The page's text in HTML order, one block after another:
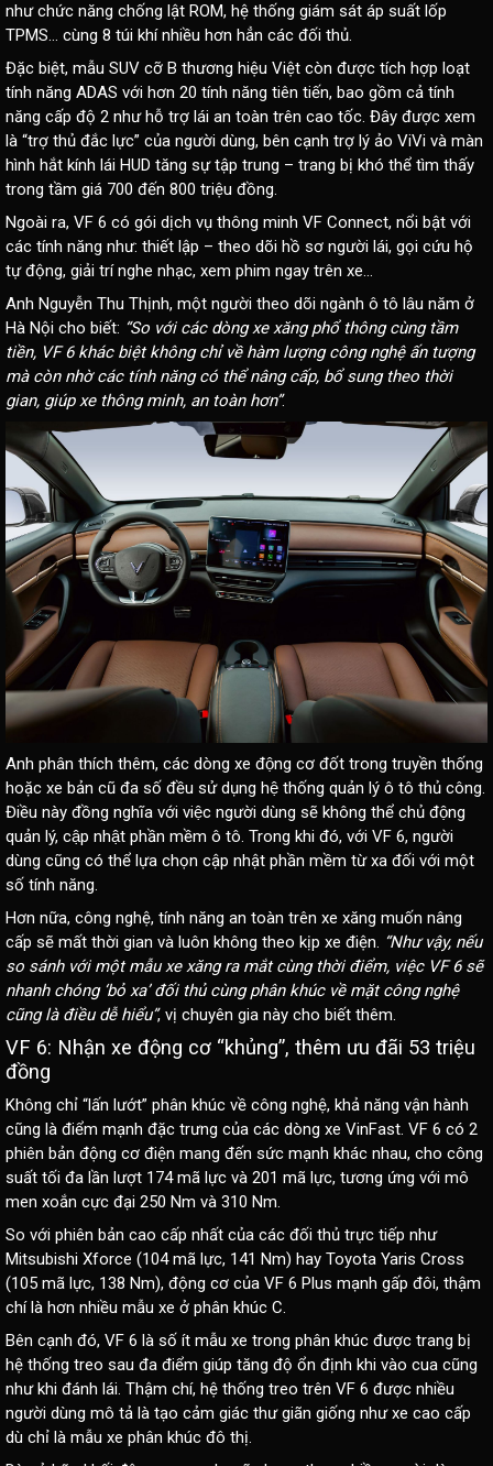
như chức năng chống lật ROM, hệ thống giám sát áp suất lốp
TPMS… cùng 8 túi khí nhiều hơn hẳn các đối thủ.
Đặc biệt, mẫu SUV cỡ B thương hiệu Việt còn được tích hợp loạt
tính năng ADAS với hơn 20 tính năng tiên tiến, bao gồm cả tính
năng cấp độ 2 như hỗ trợ lái an toàn trên cao tốc. Đây được xem
là “trợ thủ đắc lực” của người dùng, bên cạnh trợ lý ảo ViVi và màn
hình hắt kính lái HUD tăng sự tập trung – trang bị khó thể tìm thấy
trong tầm giá 700 đến 800 triệu đồng.
Ngoài ra, VF 6 có gói dịch vụ thông minh VF Connect, nổi bật với
các tính năng như: thiết lập – theo dõi hồ sơ người lái, gọi cứu hộ
tự động, giải trí nghe nhạc, xem phim ngay trên xe...
Anh Nguyễn Thu Thịnh, một người theo dõi ngành ô tô lâu năm ở
Hà Nội cho biết: “So với các dòng xe xăng phổ thông cùng tầm
tiền, VF 6 khác biệt không chỉ về hàm lượng công nghệ ấn tượng
mà còn nhờ các tính năng có thể nâng cấp, bổ sung theo thời
gian, giúp xe thông minh, an toàn hơn”.
Anh phân thích thêm, các dòng xe động cơ đốt trong truyền thống
hoặc xe bản cũ đa số đều sử dụng hệ thống quản lý ô tô thủ công.
Điều này đồng nghĩa với việc người dùng sẽ không thể chủ động
quản lý, cập nhật phần mềm ô tô. Trong khi đó, với VF 6, người
dùng cũng có thể lựa chọn cập nhật phần mềm từ xa đối với một
số tính năng.
Hơn nữa, công nghệ, tính năng an toàn trên xe xăng muốn nâng
cấp sẽ mất thời gian và luôn không theo kịp xe điện. “Như vậy, nếu
so sánh với một mẫu xe xăng ra mắt cùng thời điểm, việc VF 6 sẽ
nhanh chóng ‘bỏ xa’ đối thủ cùng phân khúc về mặt công nghệ
cũng là điều dễ hiểu”, vị chuyên gia này cho biết thêm.
VF 6: Nhận xe động cơ “khủng”, thêm ưu đãi 53 triệu
đồng
Không chỉ “lấn lướt” phân khúc về công nghệ, khả năng vận hành
cũng là điểm mạnh đặc trưng của các dòng xe VinFast. VF 6 có 2
phiên bản động cơ điện mang đến sức mạnh khác nhau, cho công
suất tối đa lần lượt 174 mã lực và 201 mã lực, tương ứng với mô
men xoắn cực đại 250 Nm và 310 Nm.
So với phiên bản cao cấp nhất của các đối thủ trực tiếp như
Mitsubishi Xforce (104 mã lực, 141 Nm) hay Toyota Yaris Cross
(105 mã lực, 138 Nm), động cơ của VF 6 Plus mạnh gấp đôi, thậm
chí là hơn nhiều mẫu xe ở phân khúc C.
Bên cạnh đó, VF 6 là số ít mẫu xe trong phân khúc được trang bị
hệ thống treo sau đa điểm giúp tăng độ ổn định khi vào cua cũng
như khi đánh lái. Thậm chí, hệ thống treo trên VF 6 được nhiều
người dùng mô tả là tạo cảm giác thư giãn giống như xe cao cấp
dù chỉ là mẫu xe phân khúc đô thị.